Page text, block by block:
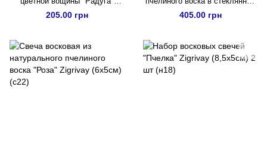
Zigrivay (10х3см) 7 шт (н02)
205.00 грн
баночке Zigrivay 3шт (55х65см)
405.00 грн